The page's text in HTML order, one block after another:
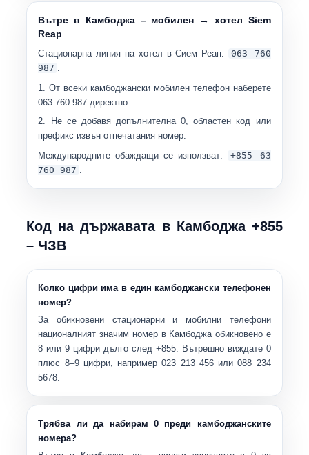
Вътре в Камбоджа – мобилен → хотел Siem
Reap
Стационарна линия на хотел в Сием Реап:
063 760
987 .
От всеки камбоджански мобилен телефон наберете
063 760 987 директно.
Не се добавя допълнителна 0, областен код или
префикс извън отпечатания номер.
Международните обаждащи се използват:
+855 63
760 987 .
Код на държавата в Камбоджа +855
– ЧЗВ
Колко цифри има в един камбоджански телефонен
номер?
За обикновени стационарни и мобилни телефони
националният значим номер в Камбоджа обикновено е
8 или 9 цифри дълго след +855. Вътрешно виждате 0
плюс 8–9 цифри, например 023 213 456 или 088 234
5678.
Трябва ли да набирам 0 преди камбоджанските
номера?